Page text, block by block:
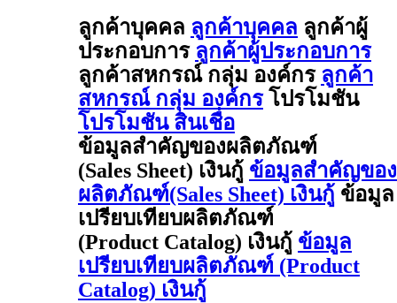
ลูกค้าบุคคล ลูกค้าบุคคล ลูกค้าผู้
ประกอบการ ลูกค้าผู้ประกอบการ
ลูกค้าสหกรณ์ กลุ่ม องค์กร ลูกค้า
สหกรณ์ กลุ่ม องค์กร โปรโมชัน
โปรโมชัน สินเชื่อ
ข้อมูลสำคัญของผลิตภัณฑ์
(Sales Sheet) เงินกู้ ข้อมูลสำคัญของ
ผลิตภัณฑ์(Sales Sheet) เงินกู้ ข้อมูล
เปรียบเทียบผลิตภัณฑ์
(Product Catalog) เงินกู้ ข้อมูล
เปรียบเทียบผลิตภัณฑ์ (Product
Catalog) เงินกู้